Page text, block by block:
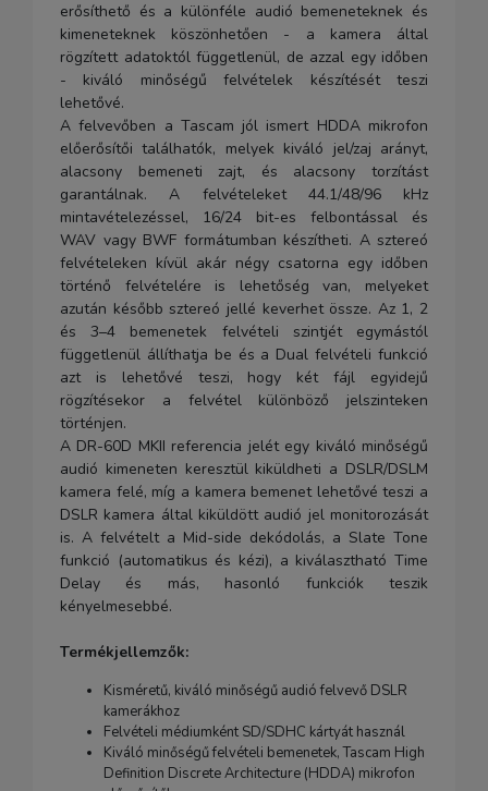
erősíthető és a különféle audió bemeneteknek és
kimeneteknek köszönhetően - a kamera által
rögzített adatoktól függetlenül, de azzal egy időben
- kiváló minőségű felvételek készítését teszi
lehetővé.
A felvevőben a Tascam jól ismert HDDA mikrofon
előerősítői találhatók, melyek kiváló jel/zaj arányt,
alacsony bemeneti zajt, és alacsony torzítást
garantálnak. A felvételeket 44.1/48/96 kHz
mintavételezéssel, 16/24 bit-es felbontással és
WAV vagy BWF formátumban készítheti. A sztereó
felvételeken kívül akár négy csatorna egy időben
történő felvételére is lehetőség van, melyeket
azután később sztereó jellé keverhet össze. Az 1, 2
és 3–4 bemenetek felvételi szintjét egymástól
függetlenül állíthatja be és a Dual felvételi funkció
azt is lehetővé teszi, hogy két fájl egyidejű
rögzítésekor a felvétel különböző jelszinteken
történjen.
A DR-60D MKII referencia jelét egy kiváló minőségű
audió kimeneten keresztül kiküldheti a DSLR/DSLM
kamera felé, míg a kamera bemenet lehetővé teszi a
DSLR kamera által kiküldött audió jel monitorozását
is. A felvételt a Mid-side dekódolás, a Slate Tone
funkció (automatikus és kézi), a kiválasztható Time
Delay és más, hasonló funkciók teszik
kényelmesebbé.
Termékjellemzők:
Kisméretű, kiváló minőségű audió felvevő DSLR
kamerákhoz
Felvételi médiumként SD/SDHC kártyát használ
Kiváló minőségű felvételi bemenetek, Tascam High
Definition Discrete Architecture (HDDA) mikrofon